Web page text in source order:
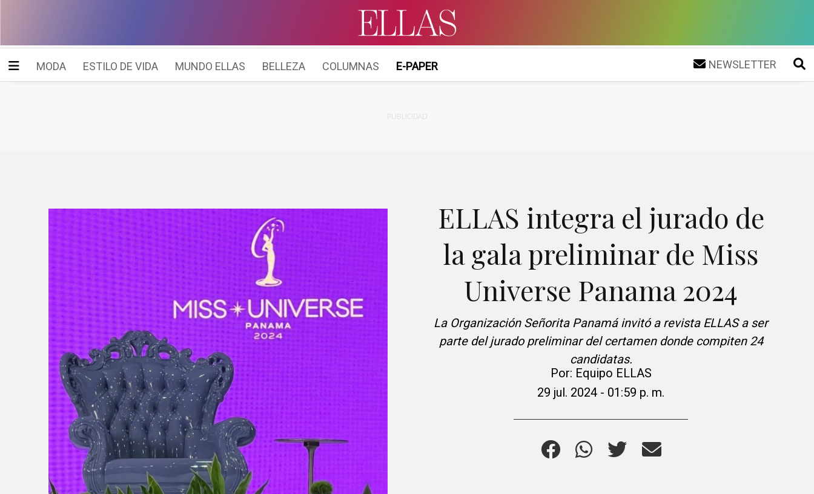
MODA ESTILO DE VIDA MUNDO ELLAS BELLEZA COLUMNAS E-PAPER NEWSLETTER
PUBLICIDAD
ELLAS integra el jurado de
la gala preliminar de Miss
Universe Panama 2024
La Organización Señorita Panamá invitó a revista ELLAS a ser
parte del jurado preliminar del certamen donde compiten 24
candidatas.
Por: Equipo ELLAS
29 jul. 2024 - 01:59 p. m.